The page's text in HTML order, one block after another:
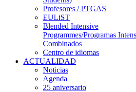
Profesores / PTGAS
EULiST
Blended Intensive
Programmes/Programas
Combinados
Centro de idiomas
ACTUALIDAD
Noticias
Agenda
25 aniversario